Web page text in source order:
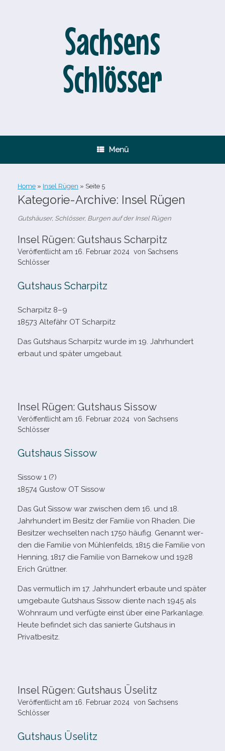
Sachsens
Schlösser
Menü
Home » Insel Rügen » Seite 5
Kategorie-Archive: Insel Rügen
Gutshäuser, Schlösser, Burgen auf der Insel Rügen
Insel Rügen: Gutshaus Scharpitz
Veröffentlicht am 16. Februar 2024 von Sachsens
Schlösser
Gutshaus Scharpitz
Scharpitz 8–9
18573 Altefähr OT Scharpitz
Das Gutshaus Scharpitz wurde im 19. Jahrhundert
erbaut und spä­ter umgebaut.
Insel Rügen: Gutshaus Sissow
Veröffentlicht am 16. Februar 2024 von Sachsens
Schlösser
Gutshaus Sissow
Sissow 1 (?)
18574 Gustow OT Sissow
Das Gut Sissow war zwi­schen dem 16. und 18.
Jahrhundert im Besitz der Familie von Rhaden. Die
Besitzer wech­sel­ten nach 1750 häu­fig. Genannt wer­
den die Familie von Mühlenfelds, 1815 die Familie von
Henning, 1817 die Familie von Barnekow und 1928
Erich Grüttner.
Das ver­mut­lich im 17. Jahrhundert erbaute und spä­ter
umge­baute Gutshaus Sissow diente nach 1945 als
Wohnraum und ver­fügte einst über eine Parkanlage.
Heute befin­det sich das sanierte Gutshaus in
Privatbesitz.
Insel Rügen: Gutshaus Üselitz
Veröffentlicht am 16. Februar 2024 von Sachsens
Schlösser
Gutshaus Üselitz